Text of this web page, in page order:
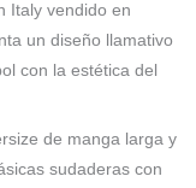
Italy vendido en
un diseño llamativo
con la estética del
de manga larga y
sudaderas con